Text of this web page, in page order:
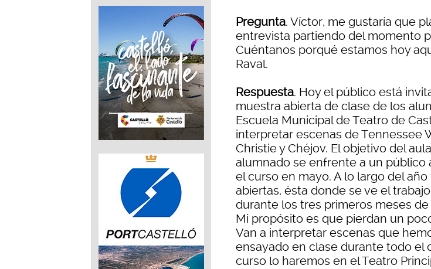
Pregunta. Víctor, me gustaría que
entrevista partiendo del momento
Cuéntanos porqué estamos hoy
Raval.
Respuesta. Hoy el público está
muestra abierta de clase de los
Escuela Municipal de Teatro de
interpretar escenas de Tennessee
Christie y Chéjov. El objetivo del
alumnado se enfrente a un público
el curso en mayo. A lo largo del
abiertas, ésta donde se ve el
durante los tres primeros meses
Mi propósito es que pierdan un
Van a interpretar escenas que
ensayado en clase durante todo el
curso lo haremos en el Teatro